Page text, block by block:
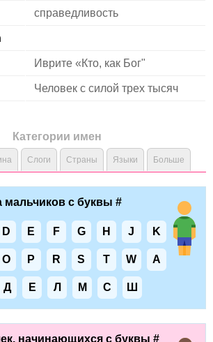
справедливость
Иврите «Кто, как Бог"
Человек с силой трех тысяч
Категории имен
Слоги Страны Языки Больше
мальчиков с буквы #
D E F G H J K
O P R S T W А
Д Е Л М С Ш
начинающихся с буквы #